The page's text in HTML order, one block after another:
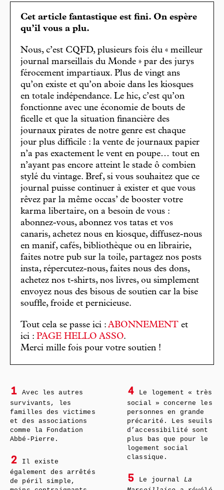
Cet article fantastique est fini. On espère
qu’il vous a plu.
Nous, c’est CQFD, plusieurs fois élu « meilleur
journal marseillais du Monde » par des jurys
férocement impartiaux. Plus de vingt ans
qu’on existe et qu’on aboie dans les kiosques
en totale indépendance. Le hic, c’est qu’on
fonctionne avec une économie de bouts de
ficelle et que la situation financière des
journaux pirates de notre genre est chaque
jour plus difficile : la vente de journaux papier
n’a pas exactement le vent en poupe… tout en
n’ayant pas encore atteint le stade ô combien
stylé du vintage. Bref, si vous souhaitez que ce
journal puisse continuer à exister et que vous
rêvez par la même occas’ de booster votre
karma libertaire, on a besoin de vous :
abonnez-vous, abonnez vos tatas et vos
canaris, achetez nous en kiosque, diffusez-nous
en manif, cafés, bibliothèque ou en librairie,
faites notre pub sur la toile, partagez nos posts
insta, répercutez-nous, faites nous des dons,
achetez nos t-shirts, nos livres, ou simplement
envoyez nous des bisous de soutien car la bise
souffle, froide et pernicieuse.
Tout cela se passe ici : ABONNEMENT et
ici : PAGE HELLO ASSO.
Merci mille fois pour votre soutien !
1
Avec les autres
survivants, les
familles des victimes
et des associations
comme la Fondation
Abbé-Pierre.
2
Il existe
également des arrêtés
de péril simple,
4
Le logement « très
social » concerne les
personnes en grande
précarité. Les seuils
d’accessibilité sont
plus bas que pour le
logement social
classique.
5 Le journal La